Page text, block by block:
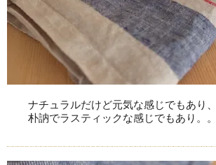
ナチュラルだけど元気な感じでもあり、
朴訥でラスティックな感じでもあり。。